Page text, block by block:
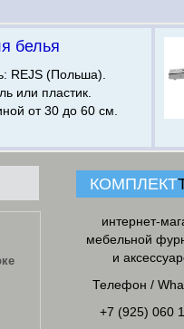
белья
REJS (Польша).
или пластик.
от 30 до 60 см.
КОМПЛЕКТ
интернет-
мебельной
и
Телефон /
+7 (925) 060